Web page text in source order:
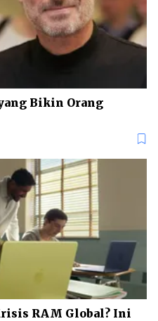
Bikin Orang
RAM Global? Ini